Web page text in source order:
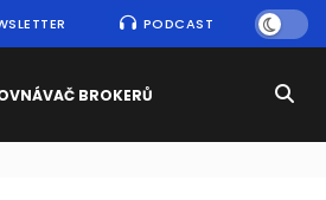
PODCAST
BROKERŮ